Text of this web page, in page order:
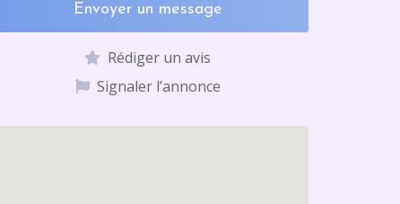
Envoyer un message
Rédiger un avis
Signaler l’annonce